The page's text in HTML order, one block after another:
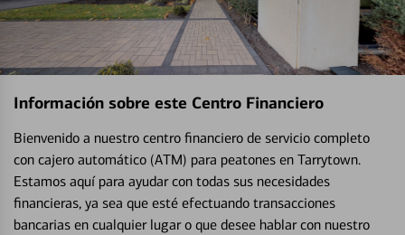
Información sobre este Centro Financiero
Bienvenido a nuestro centro financiero de servicio completo
con cajero automático (ATM) para peatones en Tarrytown.
Estamos aquí para ayudar con todas sus necesidades
financieras, ya sea que esté efectuando transacciones
bancarias en cualquier lugar o que desee hablar con nuestro